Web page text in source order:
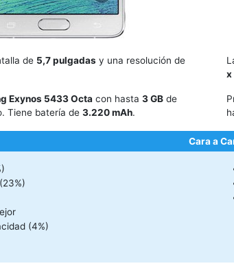
de 5,7 pulgadas y una resolución de
Exynos 5433 Octa con hasta 3 GB de
Tiene batería de 3.220 mAh.
x
Cara a
(4%)